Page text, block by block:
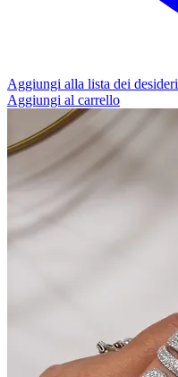
Aggiungi alla lista dei desideri
Aggiungi al carrello